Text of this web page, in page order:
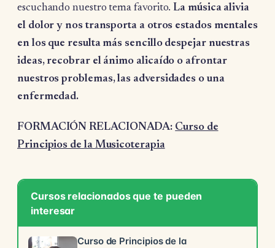
escuchando nuestro tema favorito.La música alivia
el dolor y nos transporta a otros estados mentales
en los que resulta más sencillo despejar nuestras
ideas, recobrar el ánimo alicaído o afrontar
nuestros problemas, las adversidades o una
enfermedad.
FORMACIÓN RELACIONADA: Curso de
Principios de la Musicoterapia
Cursos relacionados que te pueden
interesar
Curso de Principios de la